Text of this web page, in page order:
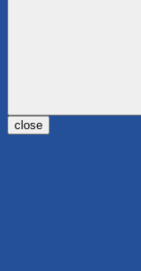
close